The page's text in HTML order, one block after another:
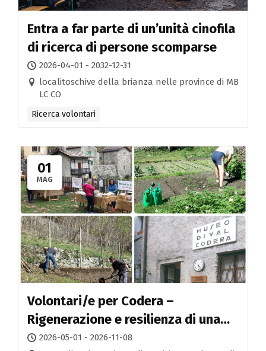
Entra a far parte di un’unità cinofila
di ricerca di persone scomparse
2026-04-01 - 2032-12-31
localitoschive della brianza nelle province di MB
LC CO
Ricerca volontari
01
MAG
Volontari/e per Codera –
Rigenerazione e resilienza di una
valle alpina
2026-05-01 - 2026-11-08